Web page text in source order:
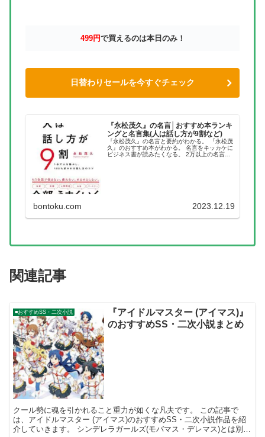
499円で買えるのは本日のみ！
日替わりセールを今すぐチェック
『永松茂久』の名言│おすすめ本ランキ
ングと名言集(人は話し方が9割など)
『永松茂久』の名言と要約がわかる。 『永松茂
久』のおすすめ本がわかる。 名言をキッカケに
ビジネス書が読みたくなる。 2万以上の名言を
bontoku.com 2023.12.19
関連記事
■おすすめSS・二次小説
『アイドルマスター (アイマス)』
のおすすめSS・二次小説まとめ
クール勢に魂を引かれること重力が如くな凡夫です。 この記事で
は、アイドルマスター (アイマス)のおすすめSS・二次小説作品を紹
介していきます。 シンデレラガールズ(モバマス・デレマス)とは別に